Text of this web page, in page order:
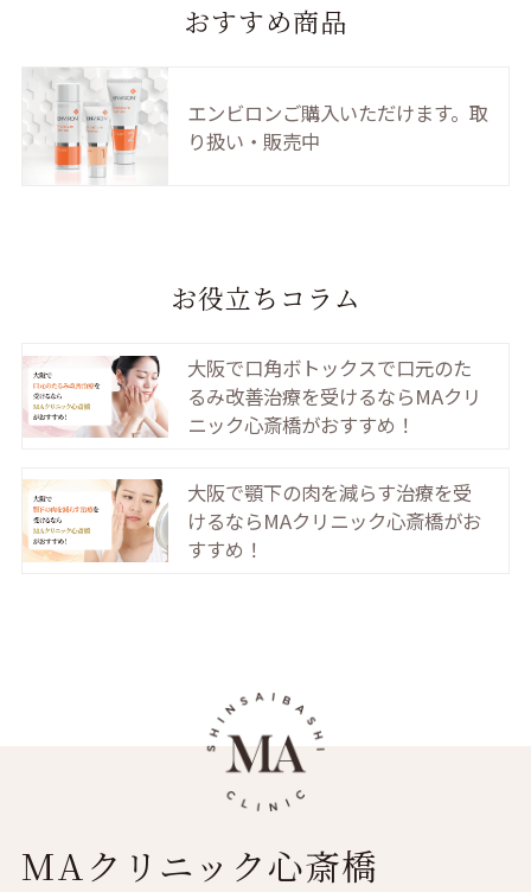
おすすめ商品
エンビロンご購入いただけます。取
り扱い・販売中
お役立ちコラム
大阪で口角ボトックスで口元のた
るみ改善治療を受けるならMAクリ
ニック心斎橋がおすすめ！
大阪で顎下の肉を減らす治療を受
けるならMAクリニック心斎橋がお
すすめ！
MAクリニック心斎橋